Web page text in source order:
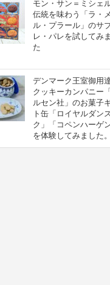
モン・サン＝ミシェ
伝統を味わう「ラ・
ル・プラール」のサ
レ・パレを試してみ
た
デンマーク王室御用
クッキーカンパニー
ルセン社」のお菓子
ト缶「ロイヤルダン
ク」「コペンハーゲン
を体験してみました。